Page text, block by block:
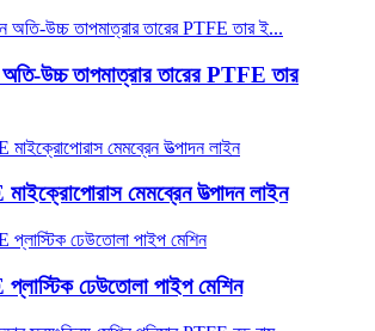
উচ্চ তাপমাত্রার তারের PTFE তার
মেমব্রেন উত্পাদন লাইন
ঢেউতোলা পাইপ মেশিন